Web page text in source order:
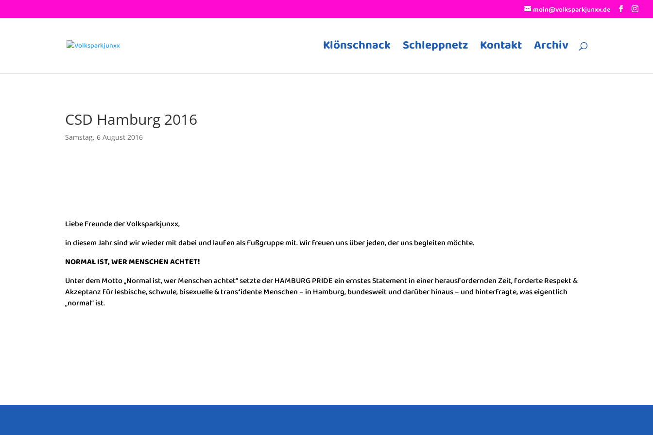
moin@volksparkjunxx.de
Klönschnack Schleppnetz Kontakt Archiv
CSD Hamburg 2016
Samstag, 6 August 2016
Liebe Freunde der Volksparkjunxx,
in diesem Jahr sind wir wieder mit dabei und laufen als Fußgruppe mit. Wir freuen uns über jeden, der uns begleiten möchte.
NORMAL IST, WER MENSCHEN ACHTET!
Unter dem Motto „Normal ist, wer Menschen achtet“ setzte der HAMBURG PRIDE ein ernstes Statement in einer herausfordernden Zeit, forderte Respekt &
Akzeptanz für lesbische, schwule, bisexuelle & trans*idente Menschen – in Hamburg, bundesweit und darüber hinaus – und hinterfragte, was eigentlich
„normal“ ist.